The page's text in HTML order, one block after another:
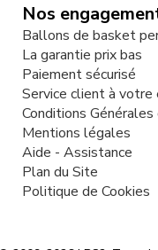
Nos
Ballons de basket
La garantie prix bas
Paiement sécurisé
Service client à votre
Conditions
Mentions légales
Aide - Assistance
Plan du Site
Politique de Cookies